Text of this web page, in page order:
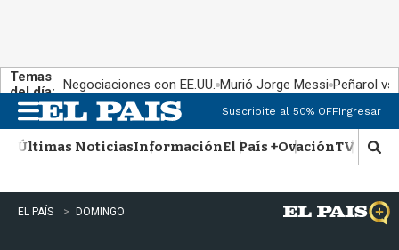
Temas
del día: Negociaciones con EE.UU. Murió Jorge Messi Peñarol
n
u
Suscribite al 50% OFFIngresar
Últimas NoticiasInformaciónEl País +OvaciónTV Show
M
o
s
t
r
EL PAÍS DOMINGO